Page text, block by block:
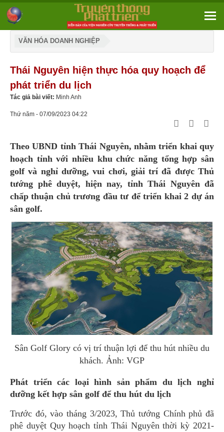
VĂN HÓA DOANH NGHIỆP
Thái Nguyên hiện thực hóa quy hoạch để
phát triển du lịch
Tác giả bài viết: Minh Anh
Thứ năm - 07/09/2023 04:22
Theo UBND tỉnh Thái Nguyên, nhằm triển khai quy
hoạch tỉnh với nhiều khu chức năng tổng hợp sân
golf và nghỉ dưỡng, vui chơi, giải trí đã được Thủ
tướng phê duyệt, hiện nay, tỉnh Thái Nguyên đã
chấp thuận chủ trương đầu tư để triển khai 2 dự án
sân golf.
Sân Golf Glory có vị trí thuận lợi để thu hút nhiều du
khách. Ảnh: VGP
Phát triển các loại hình sản phẩm du lịch nghỉ
dưỡng kết hợp sân golf để thu hút du lịch
Trước đó, vào tháng 3/2023, Thủ tướng Chính phủ đã
phê duyệt Quy hoạch tỉnh Thái Nguyên thời kỳ 2021-